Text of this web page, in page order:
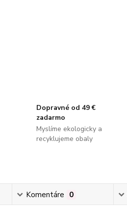
Dopravné od 49 €
zadarmo
Myslíme ekologicky a
recyklujeme obaly
Komentáre 0